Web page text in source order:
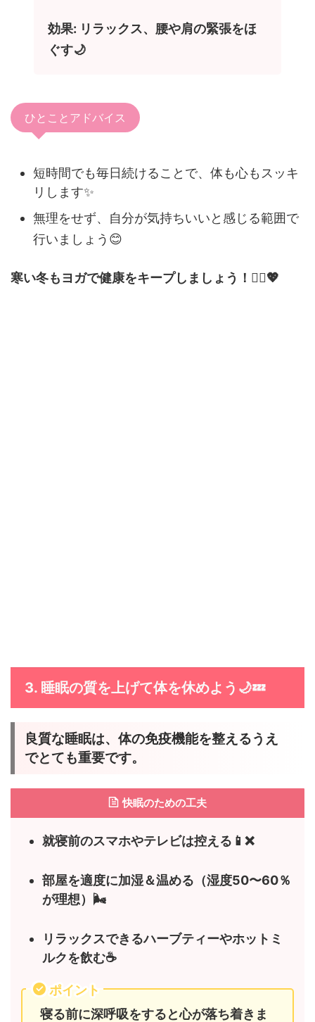
効果: リラックス、腰や肩の緊張をほ
ぐす🌙
ひとことアドバイス
短時間でも毎日続けることで、体も心もスッキ
リします✨
無理をせず、自分が気持ちいいと感じる範囲で
行いましょう😊
寒い冬もヨガで健康をキープしましょう！🧘‍♀️💖
3. 睡眠の質を上げて体を休めよう🌙💤
良質な睡眠は、体の免疫機能を整えるうえ
でとても重要です。
快眠のための工夫
就寝前のスマホやテレビは控える📱❌
部屋を適度に加湿＆温める（湿度50〜60％
が理想）🌬️
リラックスできるハーブティーやホットミ
ルクを飲む☕
ポイント
寝る前に深呼吸をすると心が落ち着きま